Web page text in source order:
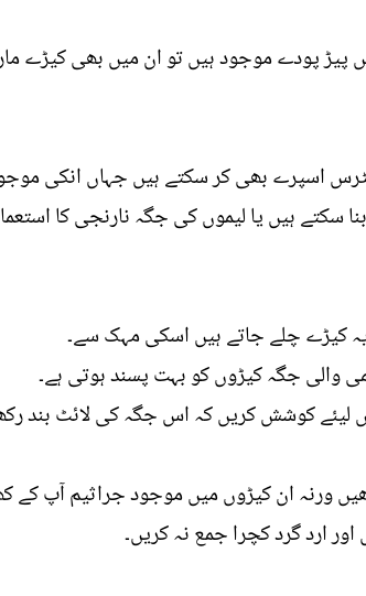
پودے موجود ہیں تو ان میں بھی کیڑے
اسپرے بھی کر سکتے ہیں جہاں انکی
سکتے ہیں یا لیموں کی جگہ نارنجی کا
کیڑے چلے جاتے ہیں اسکی مہک سے۔
والی جگہ کیڑوں کو بہت پسند ہوتی ہے۔
کوشش کریں کہ اس جگہ کی لائٹ بند
ورنہ ان کیڑوں میں موجود جراثیم آپ
ارد گرد کچرا جمع نہ کریں۔